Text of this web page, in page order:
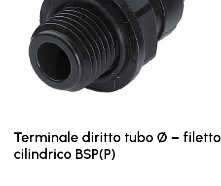
Terminale diritto tubo Ø – filetto
cilindrico BSP(P)